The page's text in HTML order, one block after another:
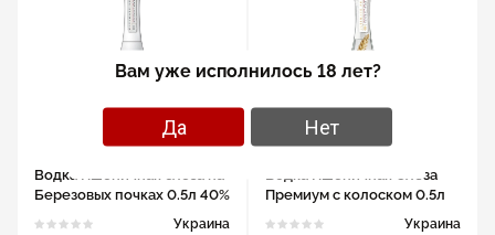
Водка Пшеничная слеза на
Березовых почках 0.5л 40%
Украина
Водка Пшеничная Слеза
Премиум с колоском 0.5л
Украина
Вам уже исполнилось 18 лет?
Да Нет